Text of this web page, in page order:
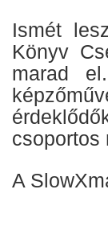
Ismét
Könyv
marad
csoportos
A